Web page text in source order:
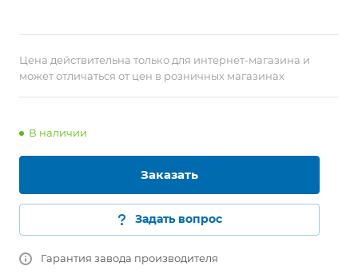
Цена действительна только для интернет-магазина и
может отличаться от цен в розничных магазинах
В наличии
Заказать
Задать вопрос
Гарантия завода производителя